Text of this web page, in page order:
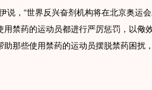
说，“世界反兴奋剂机构将在北京奥运
用禁药的运动员都进行严厉惩罚，以儆
助那些使用禁药的运动员摆脱禁药困扰